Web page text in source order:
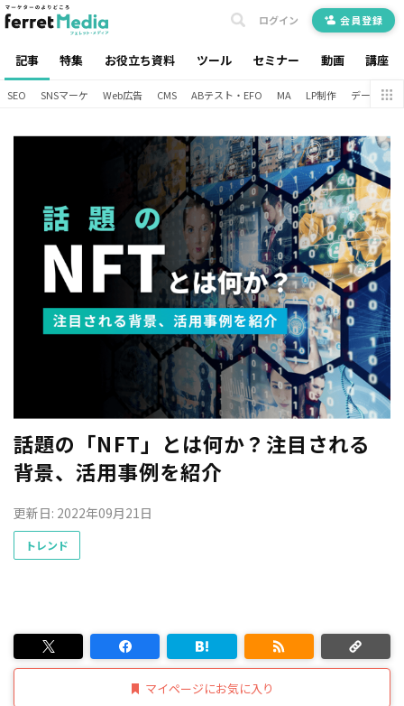
記事 特集 お役立ち資料 ツール セミナー 動画 講座
ログイン 会員登録
SEO SNSマーケ Web広告 CMS ABテスト・EFO MA LP制作 データ分析
話題の「NFT」とは何か？注目される
背景、活用事例を紹介
更新日: 2022年09月21日
トレンド
マイページにお気に入り